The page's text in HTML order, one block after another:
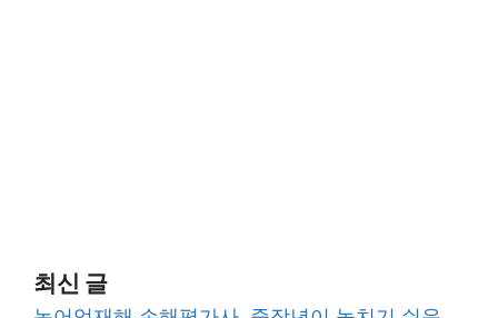
최신 글